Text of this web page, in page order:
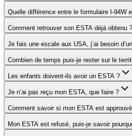
Quelle différence entre le formulaire I-94W
Comment retrouver son ESTA déjà obtenu ?
Je fais une escale aux USA, j’ai besoin
Combien de temps puis-je rester sur le
Les enfants doivent-ils avoir un ESTA ?
Je n’ai pas reçu mon ESTA, que faire ?
Comment savoir si mon ESTA est
Mon ESTA est refusé, puis-je savoir